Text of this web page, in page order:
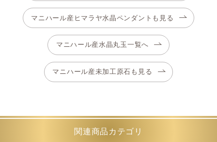
マニハール産ヒマラヤ水晶ペンダントも見る
マニハール産水晶丸玉一覧へ
マニハール産未加工原石も見る
関連商品カテゴリ